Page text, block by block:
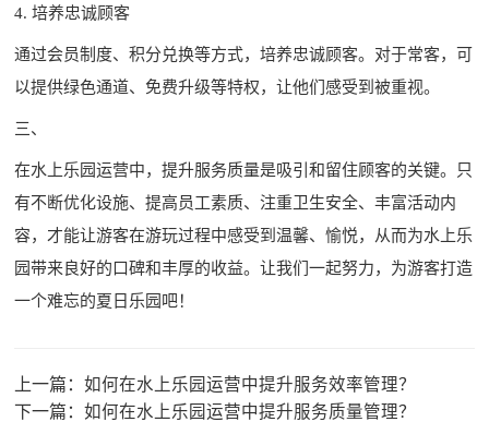
4. 培养忠诚顾客
通过会员制度、积分兑换等方式，培养忠诚顾客。对于常客，可
以提供绿色通道、免费升级等特权，让他们感受到被重视。
三、
在水上乐园运营中，提升服务质量是吸引和留住顾客的关键。只
有不断优化设施、提高员工素质、注重卫生安全、丰富活动内
容，才能让游客在游玩过程中感受到温馨、愉悦，从而为水上乐
园带来良好的口碑和丰厚的收益。让我们一起努力，为游客打造
一个难忘的夏日乐园吧！
上一篇：如何在水上乐园运营中提升服务效率管理？
下一篇：如何在水上乐园运营中提升服务质量管理？